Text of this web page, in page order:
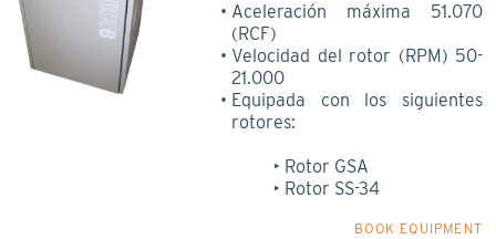
Aceleración máxima 51.070
(RCF)
Velocidad del rotor (RPM) 50-
21.000
Equipada con los siguientes
rotores:
Rotor GSA
Rotor SS-34
BOOK EQUIPMENT